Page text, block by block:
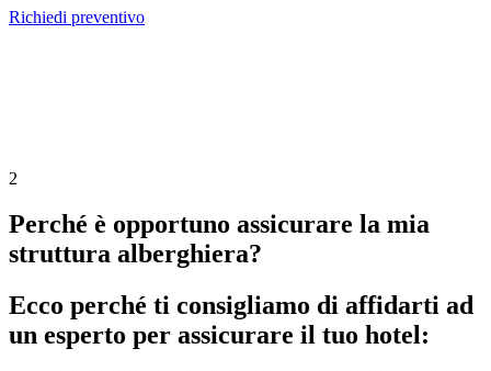
Richiedi preventivo
2
Perché è opportuno assicurare la mia
struttura alberghiera?
Ecco perché ti consigliamo di affidarti ad
un esperto per assicurare il tuo hotel: